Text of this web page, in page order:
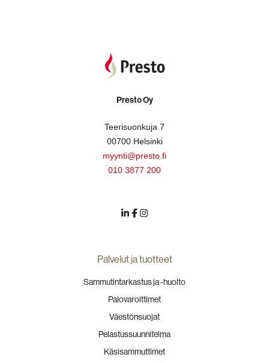
Presto Oy
Teerisuonkuja 7
00700 Helsinki
myynti@presto.fi
010 3877 200
Palvelut ja tuotteet
Sammutintarkastus ja -huolto
Palovaroittimet
Väestönsuojat
Pelastussuunnitelma
Käsisammuttimet